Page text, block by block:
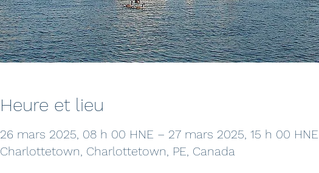
Heure et lieu
26 mars 2025, 08 h 00 HNE – 27 mars 2025, 15 h 00 HNE
Charlottetown, Charlottetown, PE, Canada